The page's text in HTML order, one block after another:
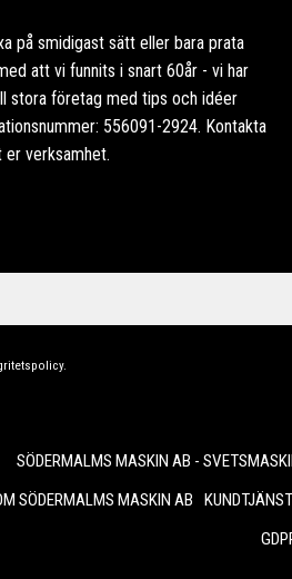
på smidigast sätt eller bara prata
att vi funnits i snart 60år - vi har
stora företag med tips och idéer
556091-2924. Kontakta
er verksamhet.
.
SÖDERMALMS MASKIN AB -
SÖDERMALMS MASKIN AB
KUNDTJÄNST